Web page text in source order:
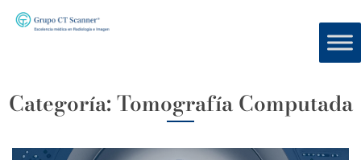
Categoría: Tomografía Computada